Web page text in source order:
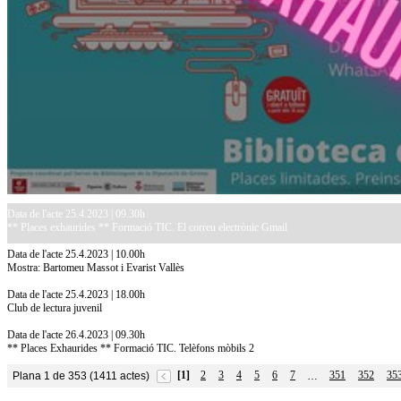
Data de l'acte 25.4.2023 | 09.30h
** Places exhaurides ** Formació TIC. El correu electrònic Gmail
Data de l'acte 25.4.2023 | 10.00h
Mostra: Bartomeu Massot i Evarist Vallès
Data de l'acte 25.4.2023 | 18.00h
Club de lectura juvenil
Data de l'acte 26.4.2023 | 09.30h
** Places Exhaurides ** Formació TIC. Telèfons mòbils 2
Plana 1 de 353 (1411 actes) [1] 2 3 4 5 6 7 … 351 352